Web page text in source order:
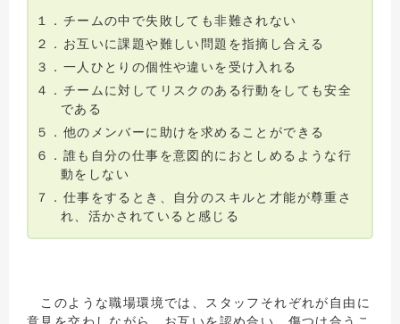
１．チームの中で失敗しても非難されない
２．お互いに課題や難しい問題を指摘し合える
３．一人ひとりの個性や違いを受け入れる
４．チームに対してリスクのある行動をしても安全
である
５．他のメンバーに助けを求めることができる
６．誰も自分の仕事を意図的におとしめるような行
動をしない
７．仕事をするとき、自分のスキルと才能が尊重さ
れ、活かされていると感じる
このような職場環境では、スタッフそれぞれが自由に